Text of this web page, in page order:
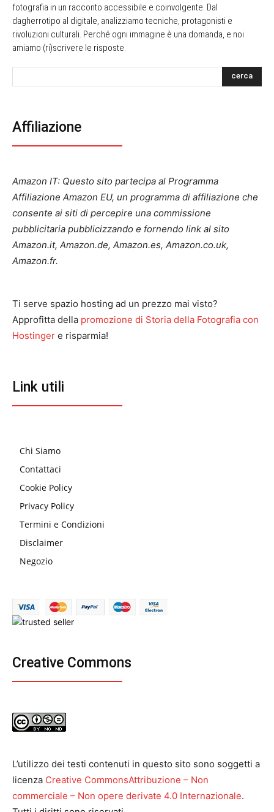
fotografia in un racconto accessibile e coinvolgente. Dal
dagherrotipo al digitale, analizziamo tecniche, protagonisti e
rivoluzioni culturali. Perché ogni immagine è una domanda, e noi
amiamo (ri)scrivere le risposte.
cerca
Affiliazione
Amazon IT: Questo sito partecipa al Programma
Affiliazione Amazon EU, un programma di affiliazione che
consente ai siti di percepire una commissione
pubblicitaria pubblicizzando e fornendo link al sito
Amazon.it, Amazon.de, Amazon.es, Amazon.co.uk,
Amazon.fr.
Ti serve spazio hosting ad un prezzo mai visto?
Approfitta della promozione di Storia della Fotografia con
Hostinger e risparmia!
Link utili
Chi Siamo
Contattaci
Cookie Policy
Privacy Policy
Termini e Condizioni
Disclaimer
Negozio
Creative Commons
L’utilizzo dei testi contenuti in questo sito sono soggetti a
licenza Creative CommonsAttribuzione – Non
commerciale – Non opere derivate 4.0 Internazionale.